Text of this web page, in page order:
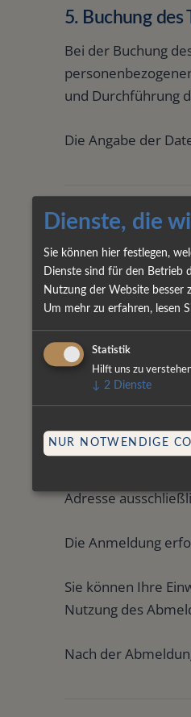
5. Buchung des
Bei der Buchung
und Durchführung
Die Angabe der
6.
Wenn Sie ein
die von Ihnen
individuellen
Die Angabe der
7. Newsletter
Wenn Sie sich für
Adresse
Die Anmeldung
Sie können Ihre
Nutzung des
Nach der
Dienste, die
Sie können hier festlegen,
Dienste sind für den Betrieb
Nutzung der Website besser
Um mehr zu erfahren, lesen
Statistik
Hilft uns zu
↓ 2 Dienste
NUR NOTWENDIGE